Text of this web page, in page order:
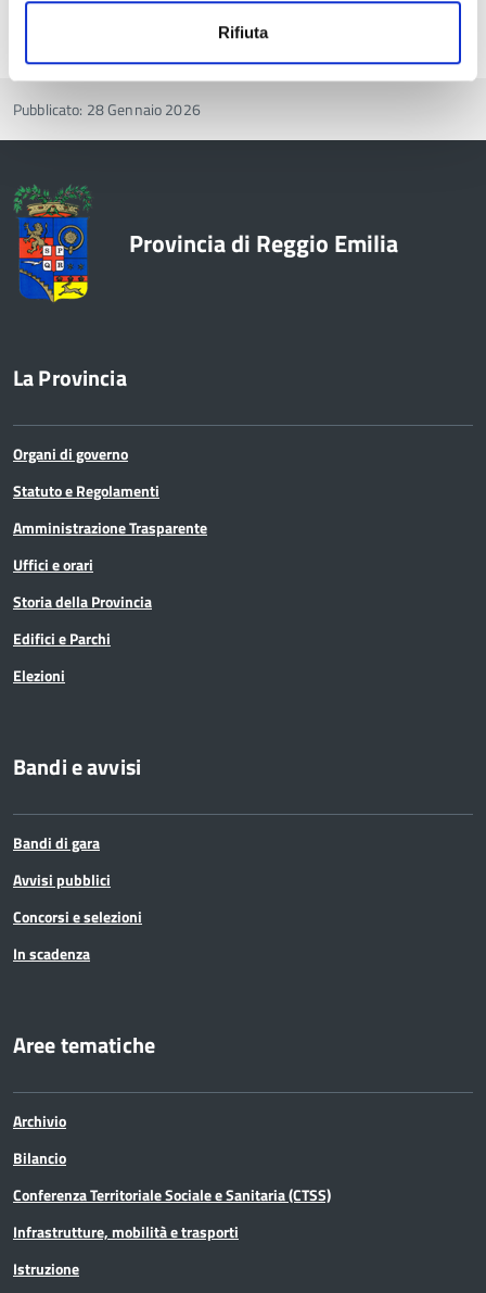
Rifiuta
Pubblicato: 28 Gennaio 2026
Provincia di Reggio Emilia
La Provincia
Organi di governo
Statuto e Regolamenti
Amministrazione Trasparente
Uffici e orari
Storia della Provincia
Edifici e Parchi
Elezioni
Bandi e avvisi
Bandi di gara
Avvisi pubblici
Concorsi e selezioni
In scadenza
Aree tematiche
Archivio
Bilancio
Conferenza Territoriale Sociale e Sanitaria (CTSS)
Infrastrutture, mobilità e trasporti
Istruzione